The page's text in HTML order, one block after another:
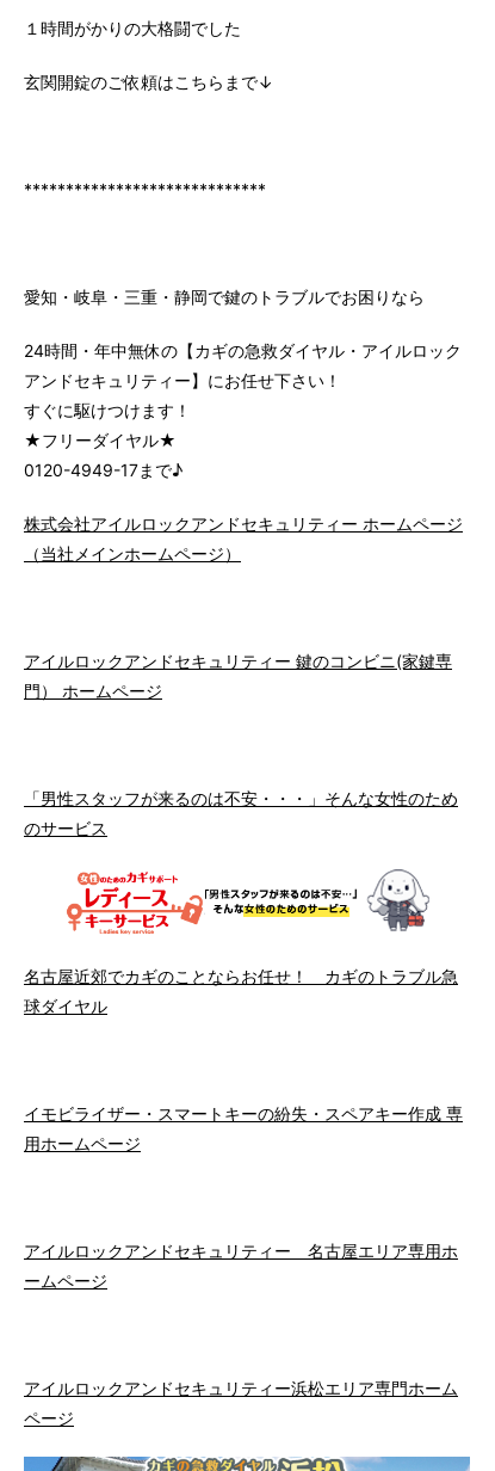
１時間がかりの大格闘でした
玄関開錠のご依頼はこちらまで↓
*****************************
愛知・岐阜・三重・静岡で鍵のトラブルでお困りなら
24時間・年中無休の【カギの急救ダイヤル・アイルロック
アンドセキュリティー】にお任せ下さい！
すぐに駆けつけます！
★フリーダイヤル★
0120-4949-17まで♪
株式会社アイルロックアンドセキュリティー ホームページ
（当社メインホームページ）
アイルロックアンドセキュリティー 鍵のコンビニ(家鍵専
門） ホームページ
「男性スタッフが来るのは不安・・・」そんな女性のため
のサービス
名古屋近郊でカギのことならお任せ！ カギのトラブル急
球ダイヤル
イモビライザー・スマートキーの紛失・スペアキー作成 専
用ホームページ
アイルロックアンドセキュリティー 名古屋エリア専用ホ
ームページ
アイルロックアンドセキュリティー浜松エリア専門ホーム
ページ